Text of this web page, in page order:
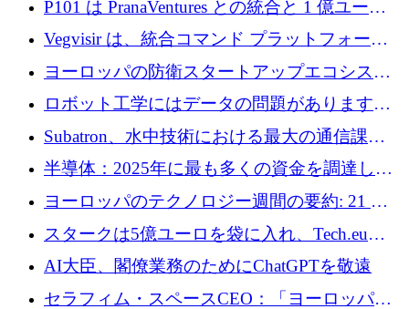
法を拡大
P101 は PranaVentures との統合と 1 億ユーロ
のファンドによりシード投資に拡大
Vegvisir は、統合コマンド プラットフォーム
を通じて関連する無人システムを接続するた
めの資金を調達します
ヨーロッパの防衛スタートアップエコシステ
ムとなったハッカソン
ロボット工学にはデータの問題があります。
Macrodata Labs はそれを解決したいと考えて
Subatron、水中技術における最大の通信課題
の 1 つに取り組むために 16 万 2,000 ユーロを
半導体：2025年に最も多くの資金を調達した
10社
ヨーロッパのテクノロジー週間の要約: 21 億
ユーロの取引と Tech.eu Funding Explorer
スタークは5億ユーロを袋に入れ、Tech.eu
Funding Explorerの立ち上げ、そしてルクセン
ブルクの大きな野望
AI大臣、閣僚業務のためにChatGPTを敬遠
セラフィム・スペースCEO：「ヨーロッパは